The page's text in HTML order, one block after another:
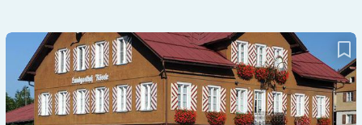
„Rössle“: Geheimtipp für Kräutereinsteiger